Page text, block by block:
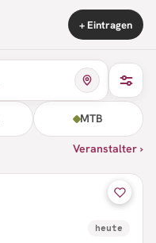
+ Eintragen
MTB
Veranstalter ›
heute